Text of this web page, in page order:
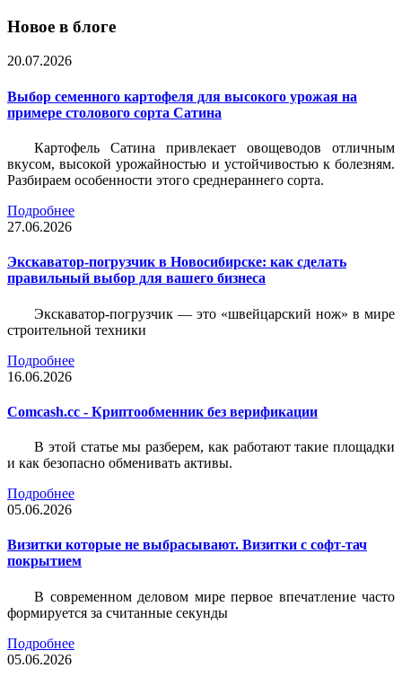
Новое в блоге
20.07.2026
Выбор семенного картофеля для высокого урожая на
примере столового сорта Сатина
Картофель Сатина привлекает овощеводов отличным
вкусом, высокой урожайностью и устойчивостью к болезням.
Разбираем особенности этого среднераннего сорта.
Подробнее
27.06.2026
Экскаватор-погрузчик в Новосибирске: как сделать
правильный выбор для вашего бизнеса
Экскаватор-погрузчик — это «швейцарский нож» в мире
строительной техники
Подробнее
16.06.2026
Comcash.cc - Криптообменник без верификации
В этой статье мы разберем, как работают такие площадки
и как безопасно обменивать активы.
Подробнее
05.06.2026
Визитки которые не выбрасывают. Визитки с софт-тач
покрытием
В современном деловом мире первое впечатление часто
формируется за считанные секунды
Подробнее
05.06.2026